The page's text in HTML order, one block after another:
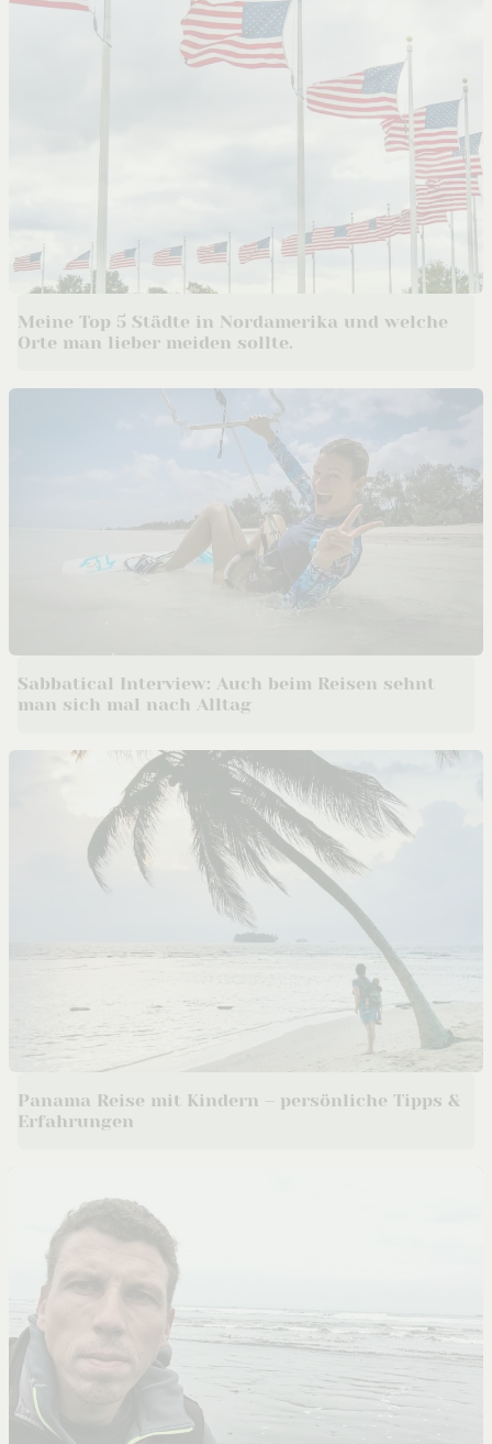
Meine Top 5 Städte in Nordamerika und welche
Orte man lieber meiden sollte.
Sabbatical Interview: Auch beim Reisen sehnt
man sich mal nach Alltag
Panama Reise mit Kindern – persönliche Tipps &
Erfahrungen